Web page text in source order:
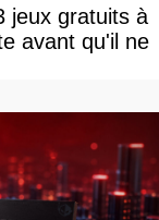
jeux gratuits à
avant qu'il ne